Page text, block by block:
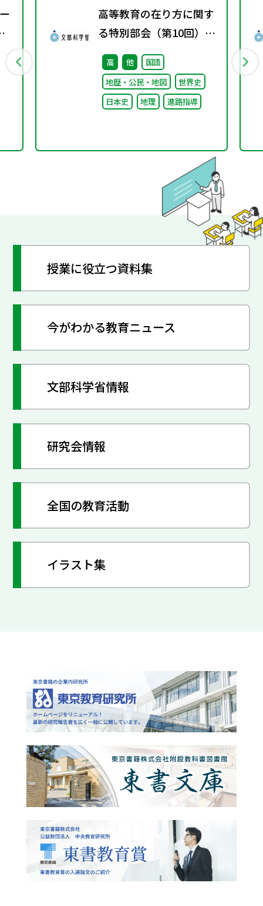
高等教育の在り方に関す
る特別部会（第10回）配
付資料
高 他
国語
地歴・公民・地図
世界史
日本史
地理 進路指導
授業に役立つ資料集
今がわかる教育ニュース
文部科学省情報
研究会情報
全国の教育活動
イラスト集